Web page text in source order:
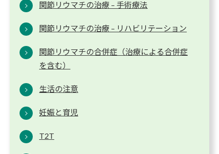
関節リウマチの治療 – 手術療法
関節リウマチの治療 – リハビリテーション
関節リウマチの合併症（治療による合併症
を含む）
生活の注意
妊娠と育児
T2T